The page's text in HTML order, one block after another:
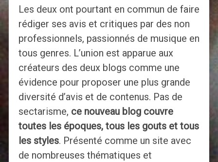
Les deux ont pourtant en commun de faire
rédiger ses avis et critiques par des non
professionnels, passionnés de musique en
tous genres. L’union est apparue aux
créateurs des deux blogs comme une
évidence pour proposer une plus grande
diversité d’avis et de contenus. Pas de
sectarisme, ce nouveau blog couvre
toutes les époques, tous les gouts et tous
les styles. Présenté comme un site avec
de nombreuses thématiques et